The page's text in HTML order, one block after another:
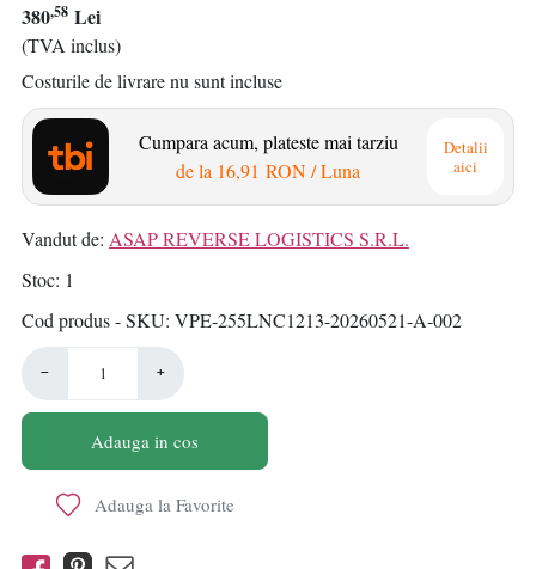
380,58 Lei
(TVA inclus)
Costurile de livrare nu sunt incluse
Cumpara acum, plateste mai tarziu
de la 16,91 RON/ Luna
Detalii
aici
Vandut de: ASAP REVERSE LOGISTICS S.R.L.
Stoc 1
Cod produs - SKU VPE-255LNC1213-20260521-A-002
− +
Adauga in cos
Adauga la Favorite